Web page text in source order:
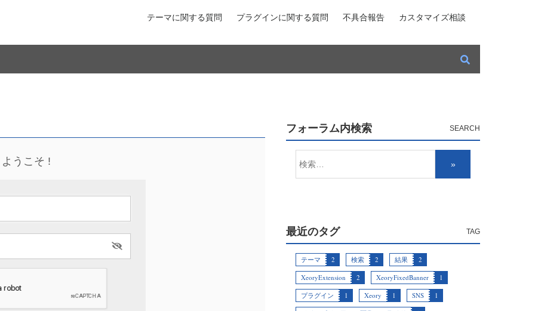
テーマに関する質問 プラグインに関する質問 不具合報告 カスタマイズ相談
ようこそ !
フォーラム内検索
最近のタグ
テーマ 2 検索 2 結果
2
XeoryExtension
2 XeoryFixedBanner
1
プラグイン
1 Xeory 1 SNS
1